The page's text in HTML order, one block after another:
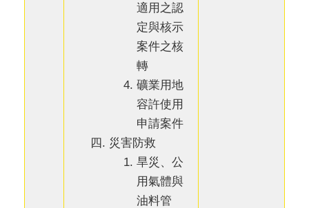
適用之認
定與核示
案件之核
轉
礦業用地
容許使用
申請案件
災害防救
旱災、公
用氣體與
油料管